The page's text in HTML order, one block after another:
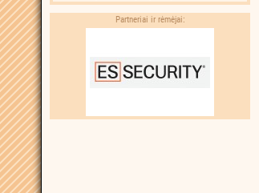
Partneriai ir rėmėjai: